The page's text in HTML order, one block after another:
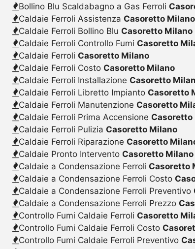
Bollino Blu Scaldabagno a Gas Ferroli
Caldaie Ferroli Assistenza Casoretto Milano
Caldaie Ferroli Bollino Blu Casoretto Milano
Caldaie Ferroli Controllo Fumi Casoretto
Caldaie Ferroli Casoretto Milano
Caldaie Ferroli Costo Casoretto Milano
Caldaie Ferroli Installazione Casoretto
Caldaie Ferroli Libretto Impianto Casoretto
Caldaie Ferroli Manutenzione Casoretto
Caldaie Ferroli Prima Accensione Casoretto
Caldaie Ferroli Pulizia Casoretto Milano
Caldaie Ferroli Riparazione Casoretto
Caldaie Pronto Intervento Casoretto Milano
Caldaie a Condensazione Ferroli Casoretto
Caldaie a Condensazione Ferroli Costo
Caldaie a Condensazione Ferroli Preventivo
Caldaie a Condensazione Ferroli Prezzo
Controllo Fumi Caldaie Ferroli Casoretto
Controllo Fumi Caldaie Ferroli Costo
Controllo Fumi Caldaie Ferroli Preventivo